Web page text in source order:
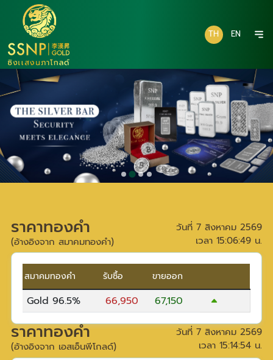
TH EN
ราคาทองคำ
(อ้างอิงจาก สมาคมทองคำ)
วันที่ 7 สิงหาคม 2569
เวลา 15:06:49น.
สมาคมทองคำ รับซื้อ ขายออก
Gold 96.5% 66,950 67,150
ราคาทองคำ
(อ้างอิงจาก เอสเอ็นพีโกลด์)
วันที่ 7 สิงหาคม 2569
เวลา 15:14:54น.